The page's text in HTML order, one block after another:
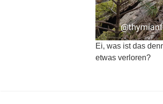
Ei, was ist das
etwas verloren?